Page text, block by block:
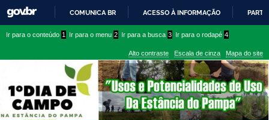
PARA
CONTEÚDO
COMUNICA BR ACESSO À INFORMAÇÃO
conteúdo
menu
Ir para o conteúdo 1 Ir para o menu 2 Ir para a busca 3 Ir para o rodapé 4
Alto contraste Escala de cinza Mapa do site